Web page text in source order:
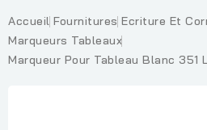
Accueil Fournitures Ecriture Et
Marqueurs Tableaux
Marqueur Pour Tableau Blanc 351